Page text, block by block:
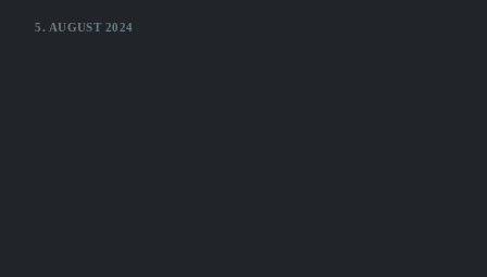
5. AUGUST 2024